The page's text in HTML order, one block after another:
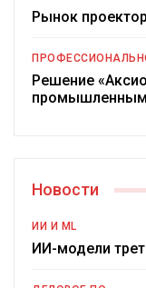
Рынок
Решение
Новости
ИИ И ML
ИИ-модели